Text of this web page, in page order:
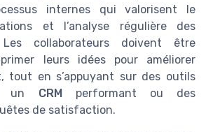
internes qui valorisent le
et l’analyse régulière des
collaborateurs doivent être
leurs idées pour améliorer
tout en s’appuyant sur des outils
un CRMperformant ou des
de satisfaction.